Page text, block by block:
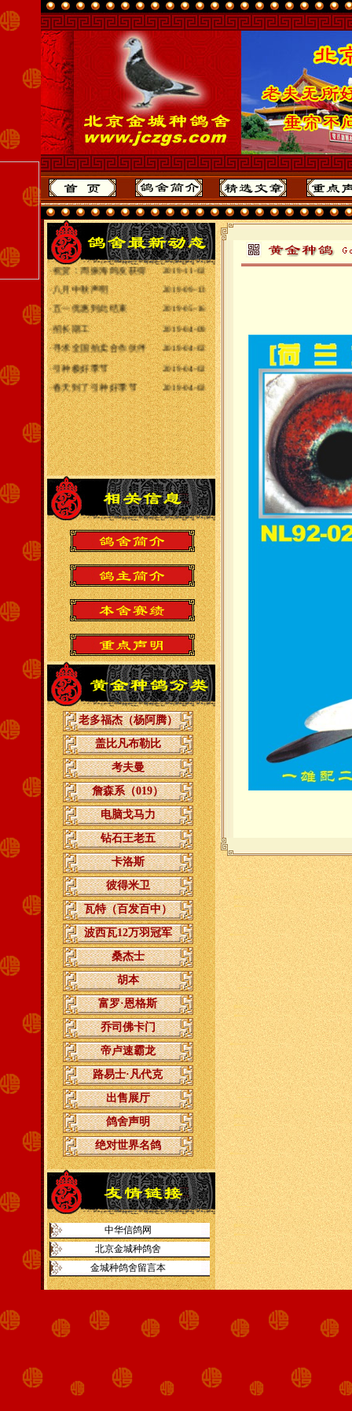
·2020年全国各地赛
2020-10-31
·给全国鸽友拜年
2020-01-25
最重要声明
2019-11-03
·祝贺：周振海鸽友获得
2019-11-02
·八月中秋声明
2019-09-13
·五一优惠到此结束
2019-05-16
·招长期工
2019-04-09
·寻求全国拍卖合作伙伴
2019-04-02
·引种极好季节
2019-04-02
·春天到了引种好季节 2019-04-02
老多福杰（杨阿腾）
盖比凡布勒比
考夫曼
詹森系（019）
电脑戈马力
钻石王老五
卡洛斯
彼得米卫
瓦特（百发百中）
波西瓦12万羽冠军
桑杰士
胡本
富罗·恩格斯
乔司佛卡门
帝卢速霸龙
路易士·凡代克
出售展厅
鸽舍声明
绝对世界名鸽
中华信鸽网
北京金城种鸽舍
金城种鸽舍留言本